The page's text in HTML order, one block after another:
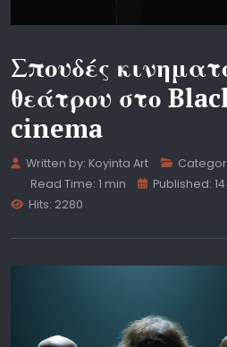
Σπουδές
θεάτρου στο
cinema
Written by: Koyinta Art
Read Time: 1 min
Published:
Hits: 2280